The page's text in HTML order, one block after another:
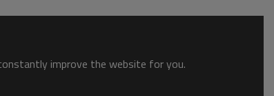
improve the website for you.